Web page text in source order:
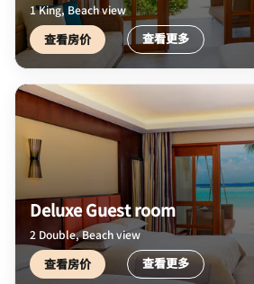
1 King, Beach view
查看房价 查看更多
Deluxe Guest room
2 Double, Beach view
查看房价 查看更多